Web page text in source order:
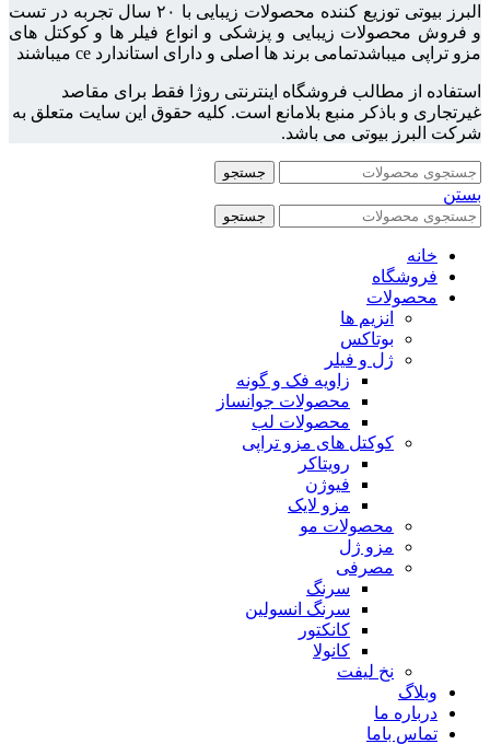
البرز بیوتی توزیع کننده محصولات زیبایی با ۲۰ سال تجربه در تست
و فروش محصولات زیبایی و پزشکی و انواع فیلر ها و کوکتل های
مزو تراپی میباشدتمامی برند ها اصلی و دارای استاندارد ce میباشند
استفاده از مطالب فروشگاه اینترنتی روژا فقط برای مقاصد
غیرتجاری و باذکر منبع بلامانع است. کلیه حقوق این سایت متعلق به
شرکت البرز بیوتی می باشد.
جستجو
بستن
جستجو
خانه
فروشگاه
محصولات
انزیم ها
بوتاکس
ژل و فیلر
زاویه فک و گونه
محصولات جوانساز
محصولات لب
کوکتل های مزو تراپی
رویتاکر
فیوژن
مزو لایک
محصولات مو
مزو ژل
مصرفی
سرنگ
سرنگ انسولین
کانکتور
کانولا
نخ لیفت
وبلاگ
درباره ما
تماس باما